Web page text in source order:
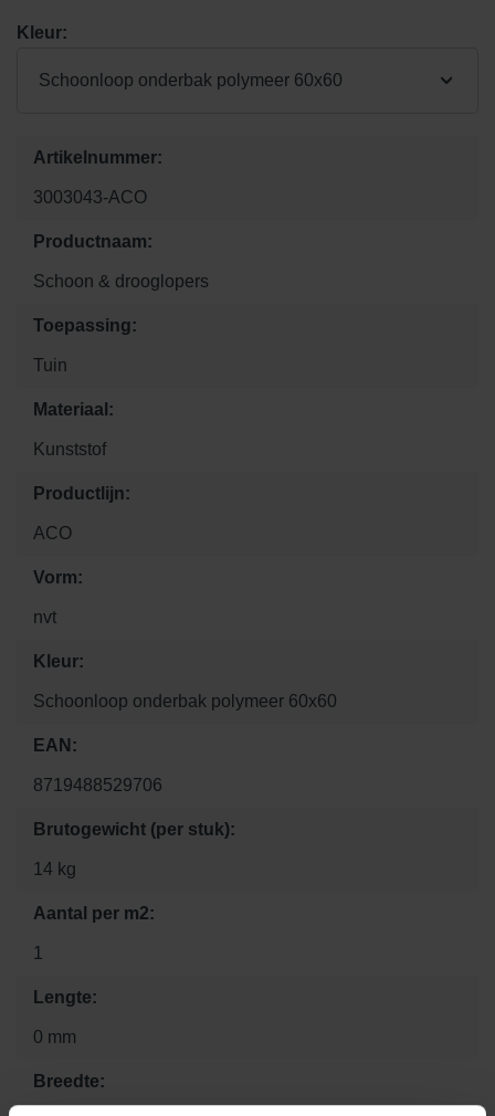
Kleur:
Schoonloop onderbak polymeer 60x60
Artikelnummer:
3003043-ACO
Productnaam:
Schoon & drooglopers
Toepassing:
Tuin
Materiaal:
Kunststof
Productlijn:
ACO
Vorm:
nvt
Kleur:
Schoonloop onderbak polymeer 60x60
EAN:
8719488529706
Brutogewicht (per stuk):
14 kg
Aantal per m2:
1
Lengte:
0 mm
Breedte: